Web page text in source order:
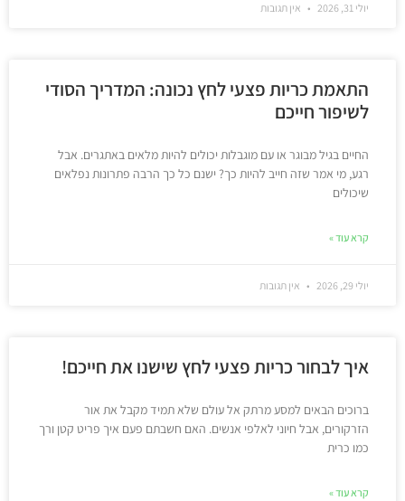
יולי 31, 2026 אין תגובות
התאמת כריות פצעי לחץ נכונה: המדריך הסודי
לשיפור חייכם
החיים בגיל מבוגר או עם מוגבלות יכולים להיות מלאים באתגרים. אבל
רגע, מי אמר שזה חייב להיות כך? ישנם כל כך הרבה פתרונות נפלאים
שיכולים
קרא עוד »
יולי 29, 2026 אין תגובות
איך לבחור כריות פצעי לחץ שישנו את חייכם!
ברוכים הבאים למסע מרתק אל עולם שלא תמיד מקבל את אור
הזרקורים, אבל חיוני לאלפי אנשים. האם חשבתם פעם איך פריט קטן ורך
כמו כרית
קרא עוד »